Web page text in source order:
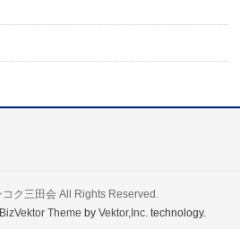
コク三田会All Rights Reserved.
BizVektor Theme byVektor,Inc. technology.